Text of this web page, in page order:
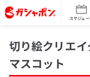
スケジュ
切り絵クリエ
マスコット